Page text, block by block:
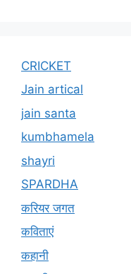
CRICKET
Jain artical
jain santa
kumbhamela
shayri
SPARDHA
करियर जगत
कविताएं
कहानी